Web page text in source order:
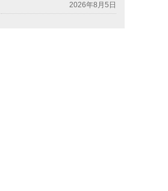
2026年8月5日